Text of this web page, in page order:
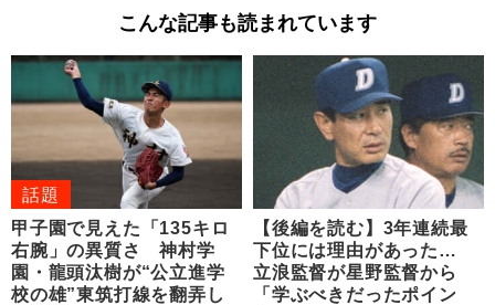
こんな記事も読まれています
話題
甲子園で見えた「135キロ
右腕」の異質さ 神村学
園・龍頭汰樹が“公立進学
校の雄”東筑打線を翻弄し
【後編を読む】3年連続最
下位には理由があった…
立浪監督が星野監督から
「学ぶべきだったポイン